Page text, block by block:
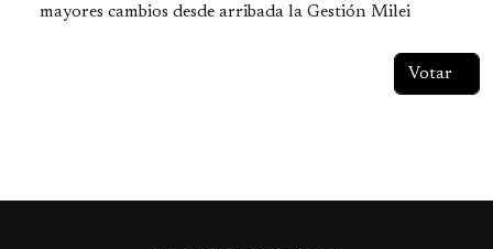
mayores cambios desde arribada la Gestión Milei